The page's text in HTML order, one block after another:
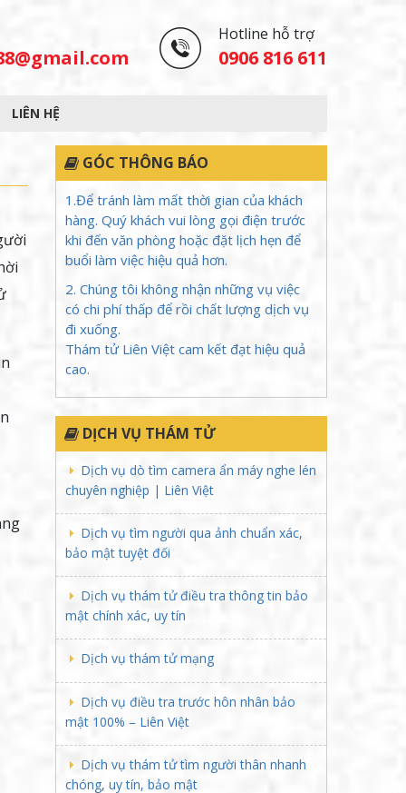
Hotline hỗ trợ
0906 816 611
LIÊN HỆ
GÓC THÔNG BÁO
1.Để tránh làm mất thời gian của khách
hàng. Quý khách vui lòng gọi điện trước
khi đến văn phòng hoặc đặt lịch hẹn để
buổi làm việc hiệu quả hơn.
2. Chúng tôi không nhận những vụ việc
có chi phí thấp để rồi chất lượng dịch vụ
đi xuống.
Thám tử Liên Việt cam kết đạt hiệu quả
cao.
DỊCH VỤ THÁM TỬ
Dịch vụ dò tìm camera ẩn máy nghe lén
chuyên nghiệp | Liên Việt
Dịch vụ tìm người qua ảnh chuẩn xác,
bảo mật tuyệt đối
Dịch vụ thám tử điều tra thông tin bảo
mật chính xác, uy tín
Dịch vụ thám tử mạng
Dịch vụ điều tra trước hôn nhân bảo
mật 100% – Liên Việt
Dịch vụ thám tử tìm người thân nhanh
chóng, uy tín, bảo mật